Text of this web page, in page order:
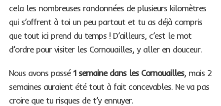
cela les nombreuses randonnées de plusieurs kilomètres
qui s’offrent à toi un peu partout et tu as déjà compris
que tout ici prend du temps ! D’ailleurs, c’est le mot
d’ordre pour visiter les Cornouailles, y aller en douceur.
Nous avons passé 1 semaine dans les Cornouailles, mais 2
semaines auraient été tout à fait concevables. Ne va pas
croire que tu risques de t’y ennuyer.